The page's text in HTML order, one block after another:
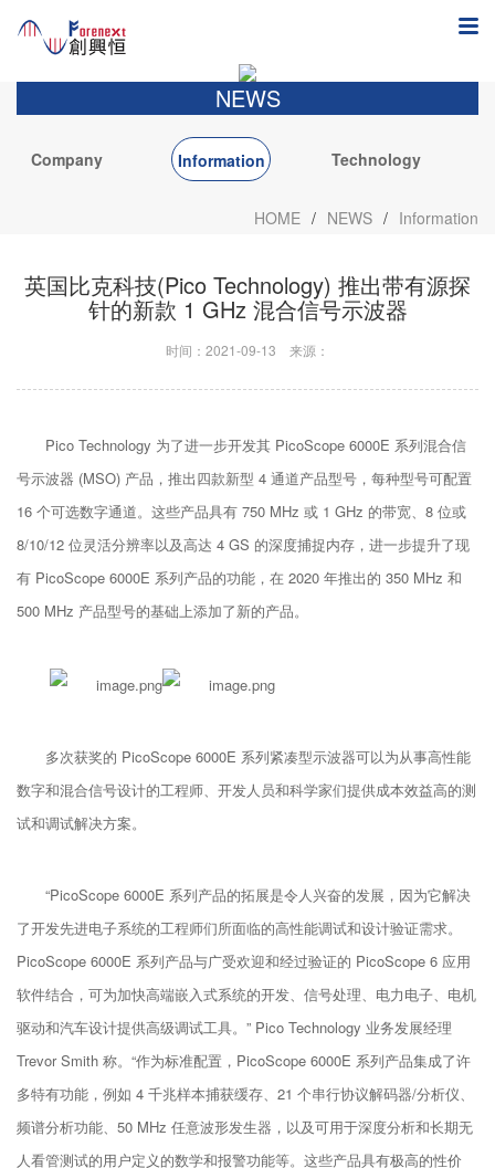
NEWS
Company
Information
Technology
HOME / NEWS / Information
英国比克科技(Pico Technology) 推出带有源探
针的新款 1 GHz 混合信号示波器
时间：2021-09-13 来源：
Pico Technology 为了进一步开发其 PicoScope 6000E 系列混合信
号示波器 (MSO) 产品，推出四款新型 4 通道产品型号，每种型号可配置
16 个可选数字通道。这些产品具有 750 MHz 或 1 GHz 的带宽、8 位或
8/10/12 位灵活分辨率以及高达 4 GS 的深度捕捉内存，进一步提升了现
有 PicoScope 6000E 系列产品的功能，在 2020 年推出的 350 MHz 和
500 MHz 产品型号的基础上添加了新的产品。
多次获奖的 PicoScope 6000E 系列紧凑型示波器可以为从事高性能
数字和混合信号设计的工程师、开发人员和科学家们提供成本效益高的测
试和调试解决方案。
“PicoScope 6000E 系列产品的拓展是令人兴奋的发展，因为它解决
了开发先进电子系统的工程师们所面临的高性能调试和设计验证需求。
PicoScope 6000E 系列产品与广受欢迎和经过验证的 PicoScope 6 应用
软件结合，可为加快高端嵌入式系统的开发、信号处理、电力电子、电机
驱动和汽车设计提供高级调试工具。” Pico Technology 业务发展经理
Trevor Smith 称。“作为标准配置，PicoScope 6000E 系列产品集成了许
多特有功能，例如 4 千兆样本捕获缓存、21 个串行协议解码器/分析仪、
频谱分析功能、50 MHz 任意波形发生器，以及可用于深度分析和长期无
人看管测试的用户定义的数学和报警功能等。这些产品具有极高的性价